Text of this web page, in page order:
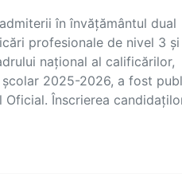
în învățământul dual
profesionale de nivel 3 și
național al calificărilor,
școlar 2025-2026, a fost
Oficial. Înscrierea